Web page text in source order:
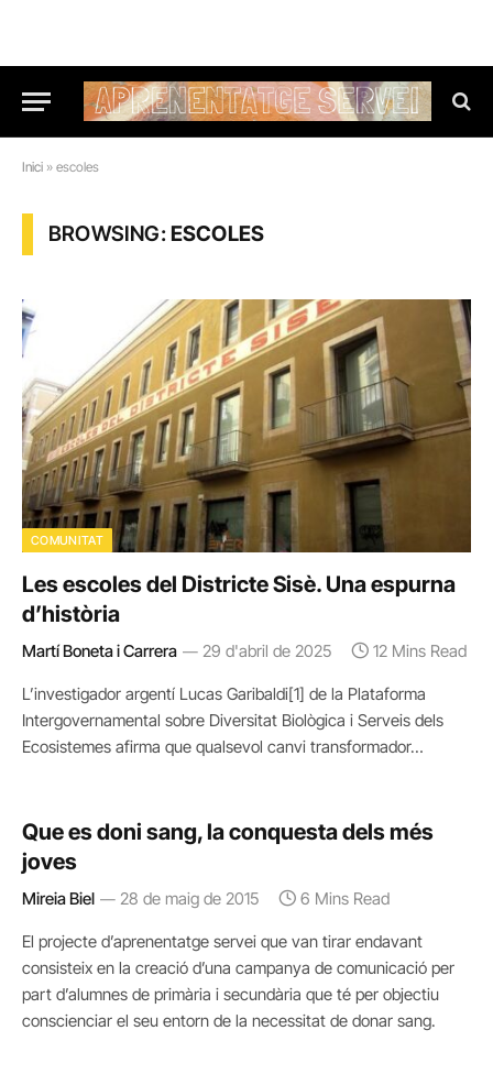
Inici » escoles
BROWSING:ESCOLES
COMUNITAT
Les escoles del Districte Sisè. Una espurna
d’història
Martí Boneta i Carrera 29 d'abril de 2025 12 Mins Read
L’investigador argentí Lucas Garibaldi[1] de la Plataforma
Intergovernamental sobre Diversitat Biològica i Serveis dels
Ecosistemes afirma que qualsevol canvi transformador…
Que es doni sang, la conquesta dels més
joves
Mireia Biel 28 de maig de 2015 6 Mins Read
El projecte d’aprenentatge servei que van tirar endavant
consisteix en la creació d’una campanya de comunicació per
part d’alumnes de primària i secundària que té per objectiu
conscienciar el seu entorn de la necessitat de donar sang.